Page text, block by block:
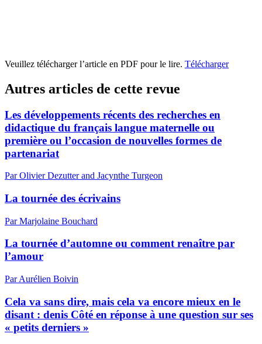
Veuillez télécharger l’article en PDF pour le lire. Télécharger
Autres articles de cette revue
Les développements récents des recherches en
didactique du français langue maternelle ou
première ou l’occasion de nouvelles formes de
partenariat
Par Olivier Dezutter and Jacynthe Turgeon
La tournée des écrivains
Par Marjolaine Bouchard
La tournée d’automne ou comment renaître par
l’amour
Par Aurélien Boivin
Cela va sans dire, mais cela va encore mieux en le
disant : denis Côté en réponse à une question sur ses
« petits derniers »